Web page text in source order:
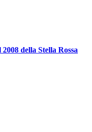
della Stella Rossa